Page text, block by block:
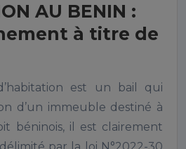
AU BENIN :
à titre de
est un bail qui
d’un immeuble destiné à
béninois, il est clairement